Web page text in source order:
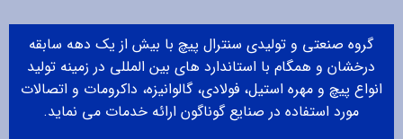
گروه صنعتی و تولیدی سنترال پیچ با بیش از یک دهه سابقه
درخشان و همگام با استاندارد های بین المللی در زمینه تولید
انواع پیچ و مهره استیل، فولادی، گالوانیزه، داکرومات و اتصالات
مورد استفاده در صنایع گوناگون ارائه خدمات می نماید.